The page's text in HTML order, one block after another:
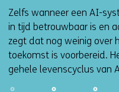
Zelfs wanneer een AI-
in tijd betrouwbaar is en
zegt dat nog weinig over
toekomst is voorbereid.
gehele levenscyclus van